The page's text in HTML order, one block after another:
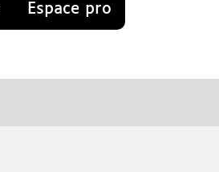
Espace pro